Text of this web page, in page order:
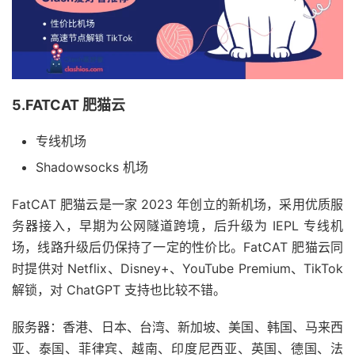
5.FATCAT 肥猫云
专线机场
Shadowsocks 机场
FatCAT 肥猫云是一家 2023 年创立的新机场，采用优质服
务器接入，早期为公网隧道跨境，后升级为 IEPL 专线机
场，线路升级后仍保持了一定的性价比。FatCAT 肥猫云同
时提供对 Netflix、Disney+、YouTube Premium、TikTok
解锁，对 ChatGPT 支持也比较不错。
服务器：香港、日本、台湾、新加坡、美国、韩国、马来西
亚、泰国、菲律宾、越南、印度尼西亚、英国、德国、法